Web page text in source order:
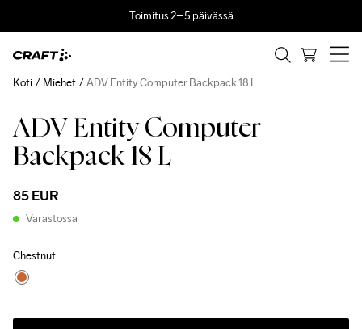
Toimitus 2–5 päivässä
ADV Entity Computer
Backpack 18 L
85 EUR
Varastossa
Chestnut
Koti Miehet ADV Entity Computer Backpack 18 L
Recycled